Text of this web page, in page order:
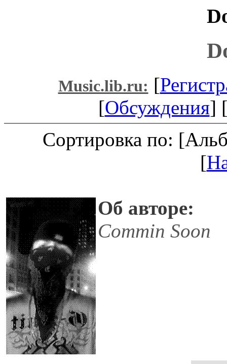
Music.lib.ru: [
[Обсуждения]
Сортировка по:
[
Об авторе:
Commin Soon